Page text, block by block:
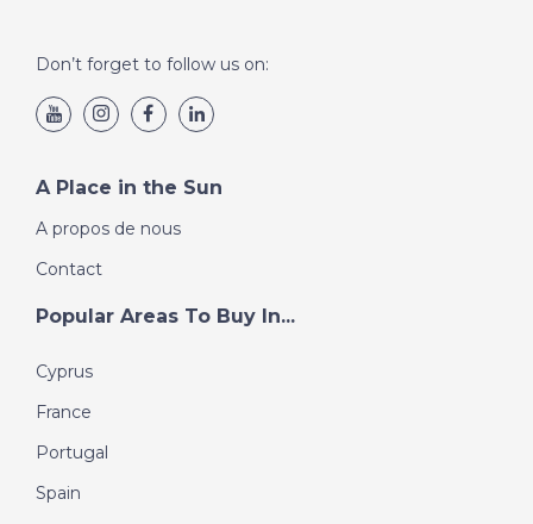
Don’t forget to follow us on:
A Place in the Sun
A propos de nous
Contact
Popular Areas To Buy In...
Cyprus
France
Portugal
Spain